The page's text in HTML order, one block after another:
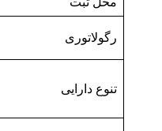
رگولاتوری
تنوع دارایی